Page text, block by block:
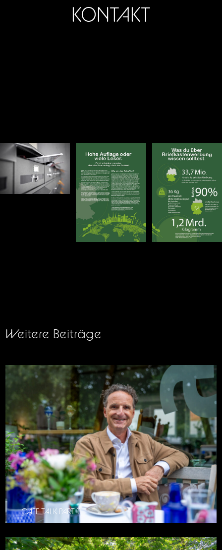
KONTAKT
Weitere Beiträge
CAFE TALK PART 11